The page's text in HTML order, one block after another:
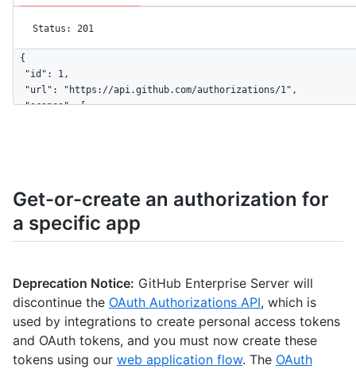
Status: 201
{
  "id": 1,
  "url": "https://api.github.com/authorizations/1",
  "scopes": [
  "app": {
    "url": "http://my-github-app.com",
    "name": "my github app",
  "note": "optional note",
  "note_url": "http://optional/note/url",
  "created_at": "2011-09-06T17:26:27Z",
  "fingerprint": "jklmnop12345678"
}
Get-or-create an authorization for
a specific app
Deprecation Notice: GitHub Enterprise Server will
discontinue the OAuth Authorizations API, which is
used by integrations to create personal access tokens
and OAuth tokens, and you must now create these
tokens using our web application flow. The OAuth